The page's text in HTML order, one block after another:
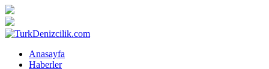
Anasayfa
Haberler